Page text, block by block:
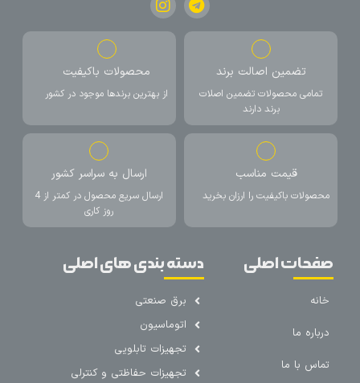
تضمین اصالت برند
تمامی محصولات تضمین اصلات
برند دارند
محصولات باکیفیت
از بهترین برندها موجود در کشور
قیمت مناسب
محصولات باکیفیت را ارزان بخرید
ارسال به سراسر کشور
ارسال سریع محصول در کمتر از 4
روز کاری
صفحات اصلی
خانه
درباره ما
تماس با ما
دسته بندی های اصلی
برق صنعتی
اتوماسیون
تجهیزات تابلویی
تجهیزات حفاظتی و کنترلی